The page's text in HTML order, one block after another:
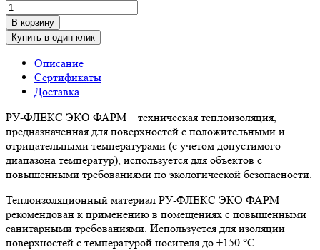
В корзину
Купить в один клик
Описание
Сертификаты
Доставка
РУ-ФЛЕКС ЭКО ФАРМ – техническая теплоизоляция,
предназначенная для поверхностей с положительными и
отрицательными температурами (с учетом допустимого
диапазона температур), используется для объектов с
повышенными требованиями по экологической безопасности.
Теплоизоляционный материал РУ-ФЛЕКС ЭКО ФАРМ
рекомендован к применению в помещениях с повышенными
санитарными требованиями. Используется для изоляции
поверхностей с температурой носителя до +150 °С.